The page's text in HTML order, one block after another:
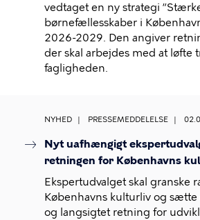
vedtaget en ny strategi
børnefællesskaber i
2026-2029. Den angiver
der skal arbejdes med at løfte
fagligheden.
NYHED PRESSEMEDDELELSE
Nyt uafhængigt
retningen for Københavns
Ekspertudvalget skal granske
Københavns kulturliv og sætte
og langsigtet retning for